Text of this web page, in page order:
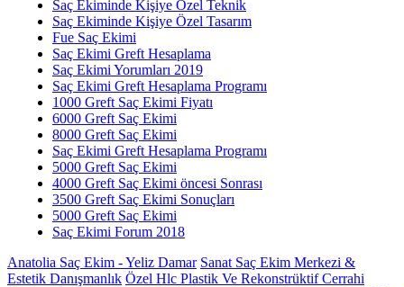
Saç Ekiminde Kişiye Özel Teknik
Saç Ekiminde Kişiye Özel Tasarım
Fue Saç Ekimi
Saç Ekimi Greft Hesaplama
Saç Ekimi Yorumları 2019
Saç Ekimi Greft Hesaplama Programı
1000 Greft Saç Ekimi Fiyatı
6000 Greft Saç Ekimi
8000 Greft Saç Ekimi
Saç Ekimi Greft Hesaplama Programı
5000 Greft Saç Ekimi
4000 Greft Saç Ekimi öncesi Sonrası
3500 Greft Saç Ekimi Sonuçları
5000 Greft Saç Ekimi
Saç Ekimi Forum 2018
Anatolia Saç Ekim - Yeliz Damar Sanat Saç Ekim Merkezi &
Estetik Danışmanlık Özel Hlc Plastik Ve Rekonstrüktif Cerrahi